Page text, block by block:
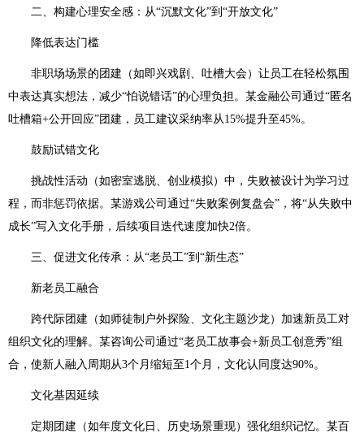
二、构建心理安全感：从“沉默文化”到“开放文化”
降低表达门槛
非职场场景的团建（如即兴戏剧、吐槽大会）让员工在轻松氛围
中表达真实想法，减少“怕说错话”的心理负担。某金融公司通过“匿名
吐槽箱+公开回应”团建，员工建议采纳率从15%提升至45%。
鼓励试错文化
挑战性活动（如密室逃脱、创业模拟）中，失败被设计为学习过
程，而非惩罚依据。某游戏公司通过“失败案例复盘会”，将“从失败中
成长”写入文化手册，后续项目迭代速度加快2倍。
三、促进文化传承：从“老员工”到“新生态”
新老员工融合
跨代际团建（如师徒制户外探险、文化主题沙龙）加速新员工对
组织文化的理解。某咨询公司通过“老员工故事会+新员工创意秀”组
合，使新人融入周期从3个月缩短至1个月，文化认同度达90%。
文化基因延续
定期团建（如年度文化日、历史场景重现）强化组织记忆。某百